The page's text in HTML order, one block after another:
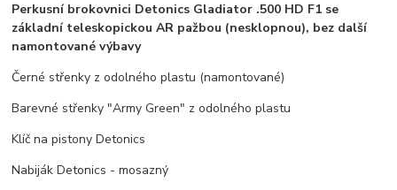
Perkusní brokovnici Detonics Gladiator .500 HD F1 se
základní teleskopickou AR pažbou (nesklopnou), bez další
namontované výbavy
Černé střenky z odolného plastu (namontované)
Barevné střenky "Army Green" z odolného plastu
Klíč na pistony Detonics
Nabiják Detonics - mosazný